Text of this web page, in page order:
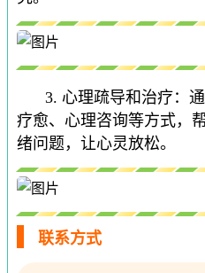
3. 心理疏导和治疗：
疗愈、心理咨询等方式，
绪问题，让心灵放松。
联系方式